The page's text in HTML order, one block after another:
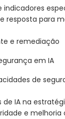
indicadores
resposta para
e remediação
em IA
de
IA na
e melhoria